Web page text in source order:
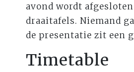
avond wordt
draaitafels. Niemand
de presentatie zit een
Timetable